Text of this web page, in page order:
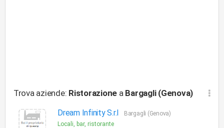
Trova aziende: Ristorazione a Bargagli (Genova)
Dream Infinity S.r.l
Bargagli (Genova)
Locali, bar, ristorante